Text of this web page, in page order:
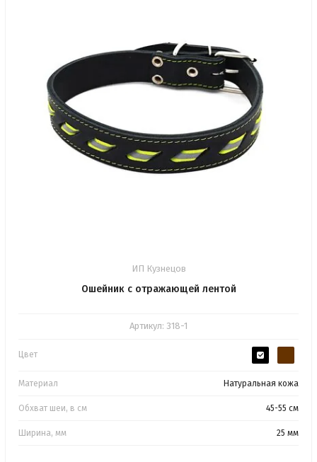
ИП Кузнецов
Ошейник с отражающей лентой
Артикул: 318-1
Цвет
Материал Натуральная кожа
Обхват шеи, в см 45-55 см
Ширина, мм 25 мм